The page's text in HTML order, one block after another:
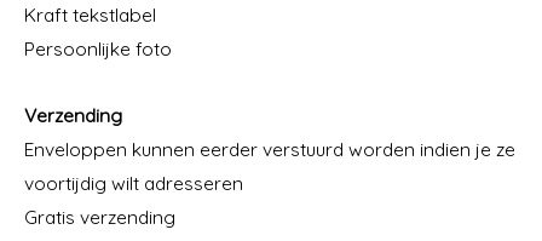
Kraft tekstlabel
Persoonlijke foto
Verzending
Enveloppen kunnen eerder verstuurd worden indien je ze
voortijdig wilt adresseren
Gratis verzending